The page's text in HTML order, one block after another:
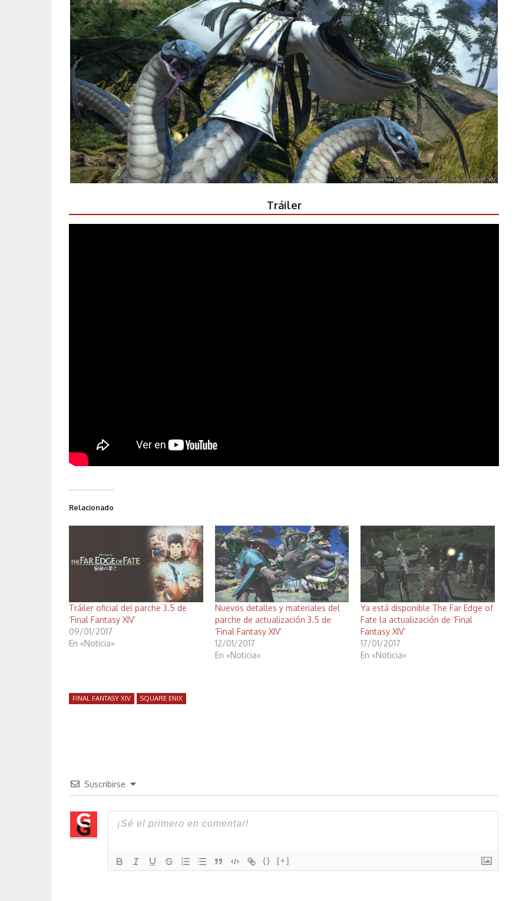
Tráiler
Relacionado
Tráiler oficial del parche 3.5 de
‘Final Fantasy XIV’
09/01/2017
En «Noticia»
Nuevos detalles y materiales del
parche de actualización 3.5 de
‘Final Fantasy XIV’
12/01/2017
En «Noticia»
Ya está disponible The Far Edge of
Fate la actualización de ‘Final
Fantasy XIV’
17/01/2017
En «Noticia»
FINAL FANTASY XIV SQUARE ENIX
Suscribirse
{} [+]